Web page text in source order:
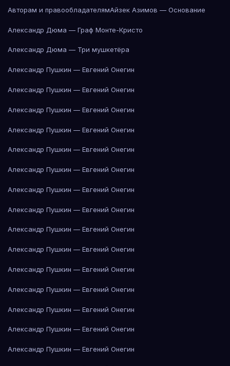
Авторам и правообладателямАйзек Азимов — Основание
Александр Дюма — Граф Монте-Кристо
Александр Дюма — Три мушкетёра
Александр Пушкин — Евгений Онегин
Александр Пушкин — Евгений Онегин
Александр Пушкин — Евгений Онегин
Александр Пушкин — Евгений Онегин
Александр Пушкин — Евгений Онегин
Александр Пушкин — Евгений Онегин
Александр Пушкин — Евгений Онегин
Александр Пушкин — Евгений Онегин
Александр Пушкин — Евгений Онегин
Александр Пушкин — Евгений Онегин
Александр Пушкин — Евгений Онегин
Александр Пушкин — Евгений Онегин
Александр Пушкин — Евгений Онегин
Александр Пушкин — Евгений Онегин
Александр Пушкин — Евгений Онегин